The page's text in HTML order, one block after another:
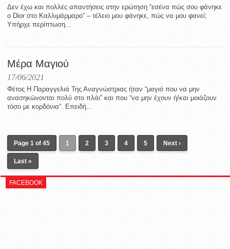
Δεν έχω και πολλές απαντήσεις στην ερώτηση “εσένα πώς σου φάνηκε
ο Dior στο Καλλιμάρμαρο” – τέλειο μου φάνηκε, πώς να μου φανεί;
Υπήρχε περίπτωση...
Μέρα Μαγιού
17/06/2021
Φέτος Η Παραγγελιά Της Αναγνώστριας ήταν “μαγιό που να μην
ανασηκώνονται πολύ στο πλάι” και που “να μην έχουν ή/και μοιάζουν
τόσο με κορδόνια”. Επειδή...
Page 1 of 45 1 2 3 4 5 Next ›
Last »
FACEBOOK